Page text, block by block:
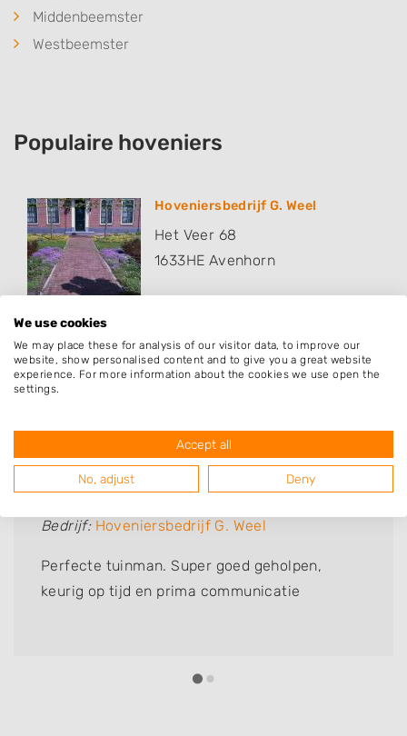
Middenbeemster
Westbeemster
Populaire hoveniers
Hoveniersbedrijf G. Weel
Het Veer 68
1633HE Avenhorn
Bedrijf: Hoveniersbedrijf G. Weel
Perfecte tuinman. Super goed geholpen,
keurig op tijd en prima communicatie
We use cookies
We may place these for analysis of our visitor data, to improve our
website, show personalised content and to give you a great website
experience. For more information about the cookies we use open the
settings.
Accept all
No, adjust Deny